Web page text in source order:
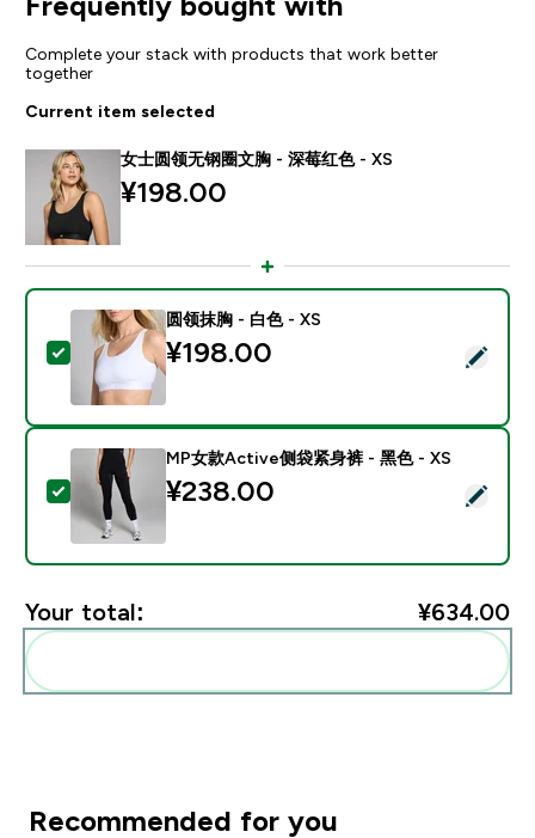
Complete your stack with products that work better
together
Current item selected
女士圆领无钢圈文胸 - 深莓红色 - XS
¥198.00‎
Select this product - 圆领抹胸 - 白色 - XS
圆领抹胸 - 白色 - XS
¥198.00‎
Select this product - MP女款Active侧袋紧身裤 - 黑色
MP女款Active侧袋紧身裤 - 黑色 - XS
¥238.00‎
Your total: ¥634.00‎
Recommended for you